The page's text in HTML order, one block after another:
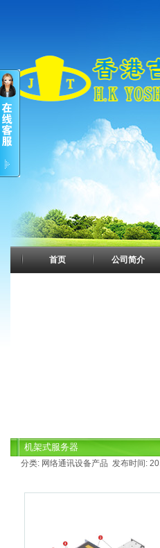
首页 公司简介
机架式服务器
分类: 网络通讯设备产品 发布时间: